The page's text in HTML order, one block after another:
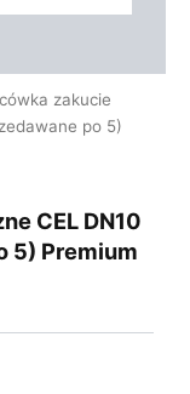
zakucie
po 5)
CEL DN10
5) Premium